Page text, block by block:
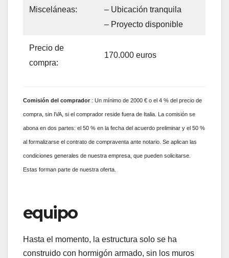
Misceláneas:
– Ubicación tranquila
– Proyecto disponible
Precio de
compra:
170.000 euros
Comisión del comprador : Un mínimo de 2000 € o el 4 % del precio de
compra, sin IVA, si el comprador reside fuera de Italia. La comisión se
abona en dos partes: el 50 % en la fecha del acuerdo preliminar y el 50 %
al formalizarse el contrato de compraventa ante notario. Se aplican las
condiciones generales de nuestra empresa, que pueden solicitarse.
Estas forman parte de nuestra oferta.
equipo
Hasta el momento, la estructura solo se ha
construido con hormigón armado, sin los muros